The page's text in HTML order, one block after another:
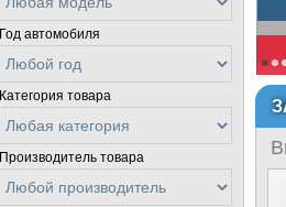
Год автомобиля
Категория товара
Производитель товара